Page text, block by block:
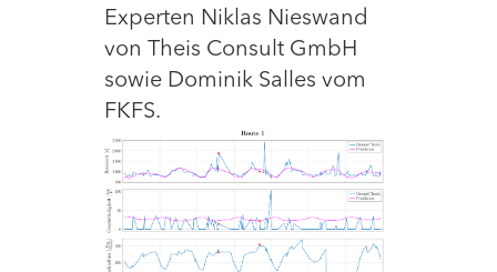
Experten Niklas Nieswand
von Theis Consult GmbH
sowie Dominik Salles vom
FKFS.